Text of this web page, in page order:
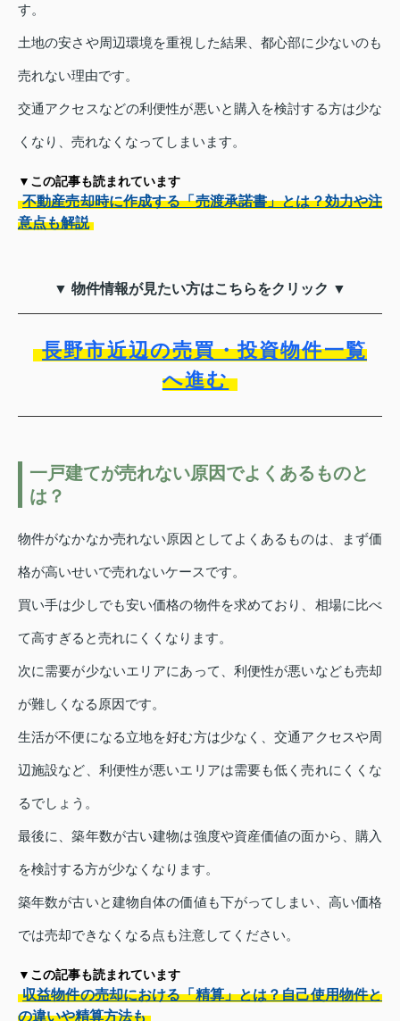
す。
土地の安さや周辺環境を重視した結果、都心部に少ないのも
売れない理由です。
交通アクセスなどの利便性が悪いと購入を検討する方は少な
くなり、売れなくなってしまいます。
▼この記事も読まれています
不動産売却時に作成する「売渡承諾書」とは？効力や注
意点も解説
▼ 物件情報が見たい方はこちらをクリック ▼
長野市近辺の売買・投資物件一覧
へ進む
一戸建てが売れない原因でよくあるものと
は？
物件がなかなか売れない原因としてよくあるものは、まず価
格が高いせいで売れないケースです。
買い手は少しでも安い価格の物件を求めており、相場に比べ
て高すぎると売れにくくなります。
次に需要が少ないエリアにあって、利便性が悪いなども売却
が難しくなる原因です。
生活が不便になる立地を好む方は少なく、交通アクセスや周
辺施設など、利便性が悪いエリアは需要も低く売れにくくな
るでしょう。
最後に、築年数が古い建物は強度や資産価値の面から、購入
を検討する方が少なくなります。
築年数が古いと建物自体の価値も下がってしまい、高い価格
では売却できなくなる点も注意してください。
▼この記事も読まれています
収益物件の売却における「精算」とは？自己使用物件と
の違いや精算方法も